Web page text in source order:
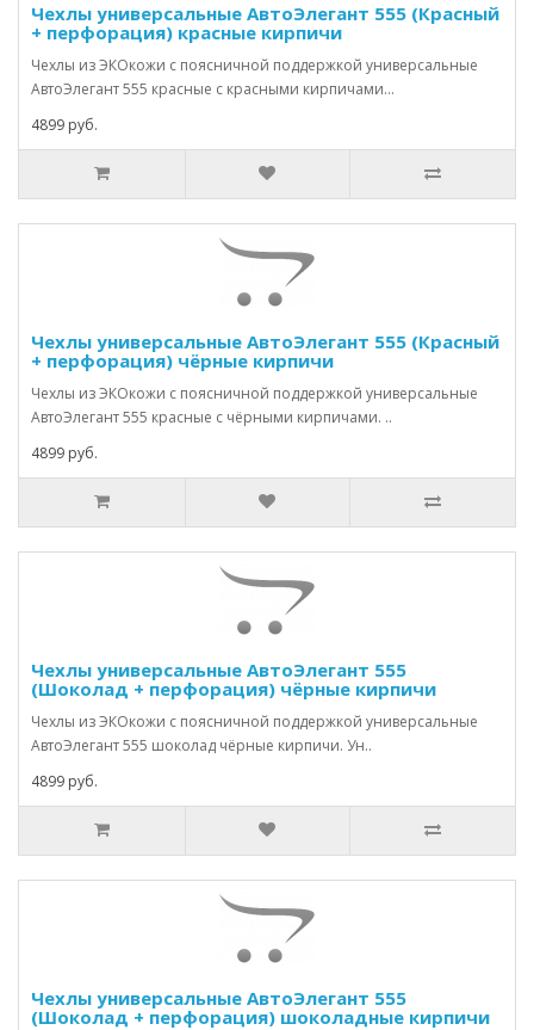
Чехлы универсальные АвтоЭлегант 555 (Красный
+ перфорация) красные кирпичи
Чехлы из ЭКОкожи с поясничной поддержкой универсальные
АвтоЭлегант 555 красные с красными кирпичами...
4899 руб.
Чехлы универсальные АвтоЭлегант 555 (Красный
+ перфорация) чёрные кирпичи
Чехлы из ЭКОкожи с поясничной поддержкой универсальные
АвтоЭлегант 555 красные с чёрными кирпичами. ..
4899 руб.
Чехлы универсальные АвтоЭлегант 555
(Шоколад + перфорация) чёрные кирпичи
Чехлы из ЭКОкожи с поясничной поддержкой универсальные
АвтоЭлегант 555 шоколад чёрные кирпичи. Ун..
4899 руб.
Чехлы универсальные АвтоЭлегант 555
(Шоколад + перфорация) шоколадные кирпичи